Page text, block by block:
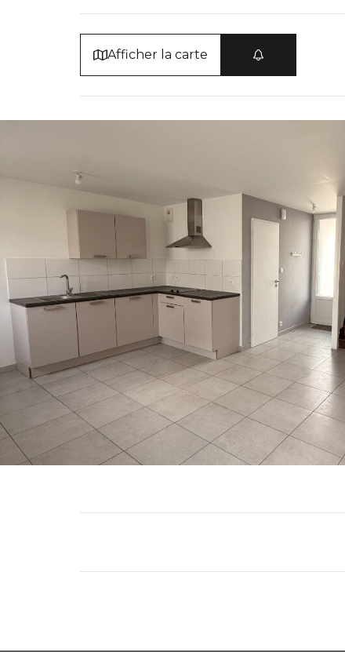
Afficher la carte